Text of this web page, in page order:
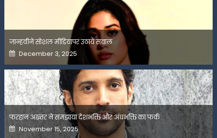
जान्हवीने सोशल मीडियापर उठाये सवाल
Posted
on
December 3, 2025
फरहान अख्तर ने समझाया देशभक्ति और अंधभक्ति का फर्क
Posted
on
November 15, 2025